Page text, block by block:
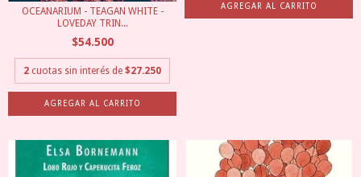
OCEANARIUM - TEAGAN WHITE -
LOVEDAY TRIN...
$54.500
2 cuotas sin interés de $27.250